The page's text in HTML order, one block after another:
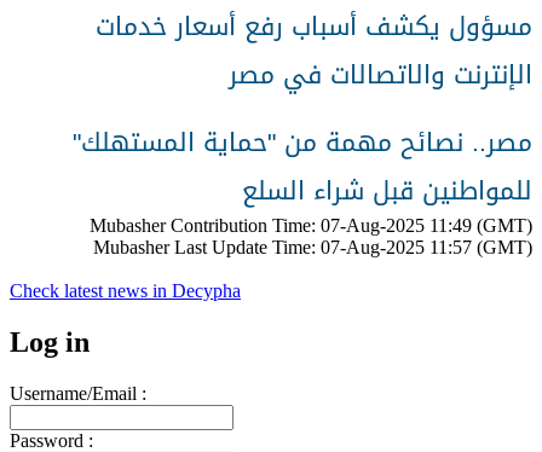
مسؤول يكشف أسباب رفع أسعار خدمات
الإنترنت والاتصالات في مصر
مصر.. نصائح مهمة من "حماية المستهلك"
للمواطنين قبل شراء السلع
Mubasher Contribution Time: 07-Aug-2025 11:49 (GMT)
Mubasher Last Update Time: 07-Aug-2025 11:57 (GMT)
Check latest news in Decypha
Log in
Username/Email :
Password :